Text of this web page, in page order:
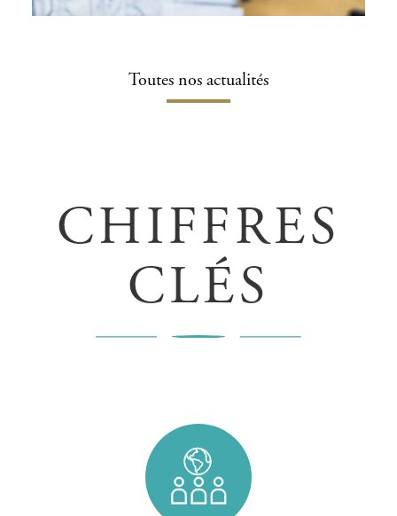
Webinar Replay - Msc&T Energy
Management
Toutes nos actualités
CHIFFRES
CLÉS